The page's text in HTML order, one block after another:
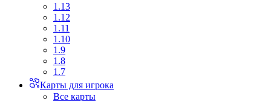
1.13
1.12
1.11
1.10
1.9
1.8
1.7
Карты для игрока
Все карты